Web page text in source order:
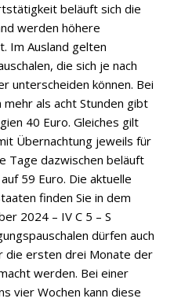
beläuft sich die
werden höhere
Im Ausland gelten
die sich je nach
unterscheiden können. Bei
als acht Stunden gibt
40 Euro. Gleiches gilt
Übernachtung jeweils für
Tage dazwischen beläuft
59 Euro. Die aktuelle
finden Sie in dem
2024 – IV C 5 – S
dürfen auch
die ersten drei Monate der
werden. Bei einer
vier Wochen kann diese